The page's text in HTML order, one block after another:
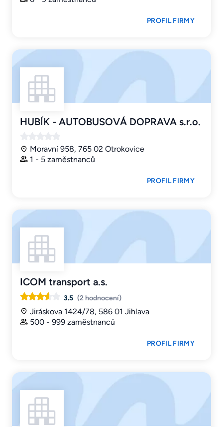
PROFIL FIRMY
HUBÍK - AUTOBUSOVÁ DOPRAVA s.r.o.
Moravní 958, 765 02 Otrokovice
1 - 5 zaměstnanců
PROFIL FIRMY
ICOM transport a.s.
3.5 (2 hodnocení)
Jiráskova 1424/78, 586 01 Jihlava
500 - 999 zaměstnanců
PROFIL FIRMY